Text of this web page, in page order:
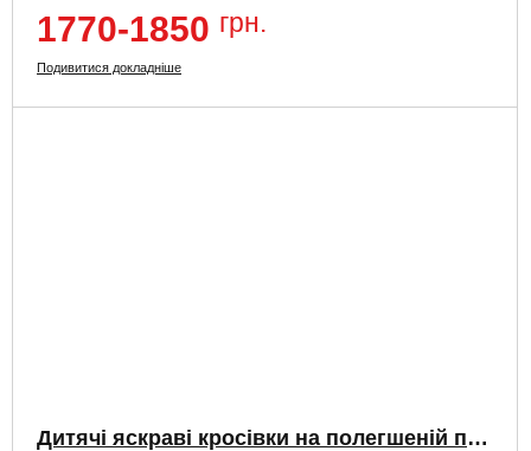
1770-1850 грн.
Подивитися докладніше
Дитячі яскраві кросівки на полегшеній підошві